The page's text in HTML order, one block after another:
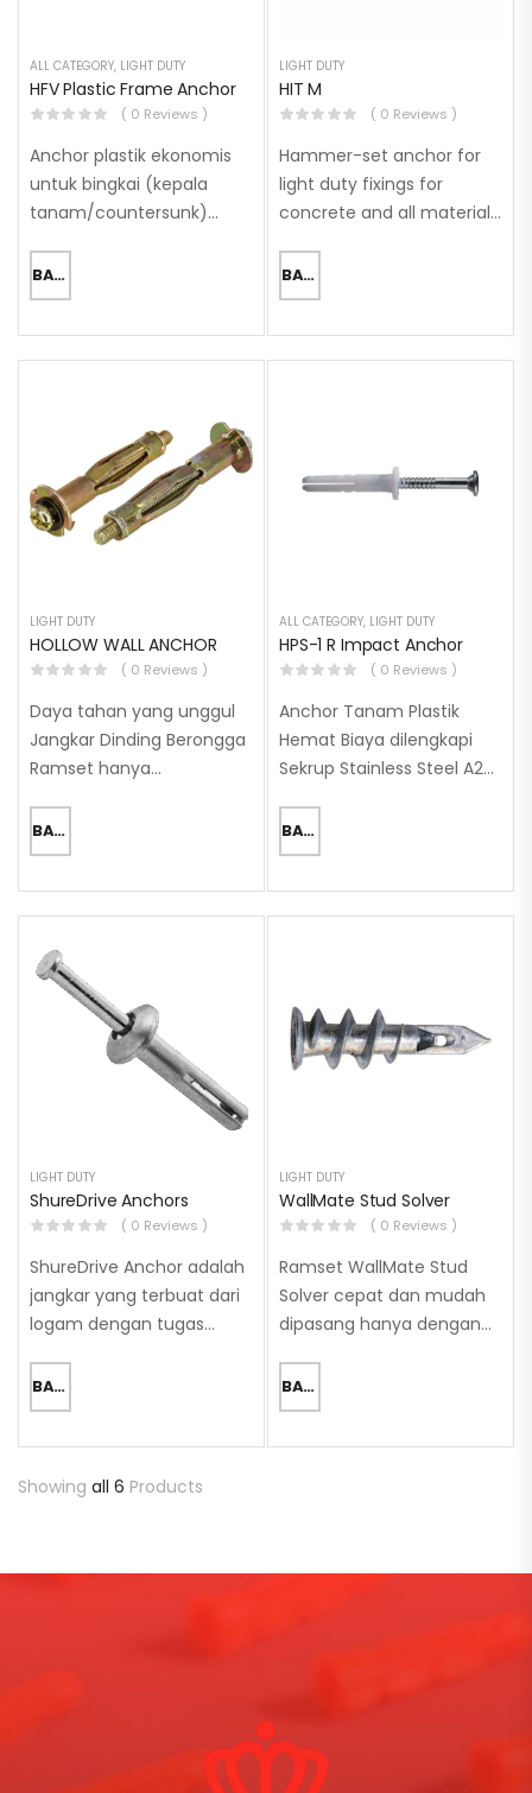
ALL CATEGORY, LIGHT DUTY
HFV Plastic Frame Anchor
( 0 Reviews )
Anchor plastik ekonomis
untuk bingkai (kepala
tanam/countersunk)
materials): Beton
(Berongga/Aerasi), Beton
Bata (Padat/Solid)
Tanam (Countersunk)
Persetujuan / Laporan Uji…
BACA SELENGKAPNYA
LIGHT DUTY
HIT M
( 0 Reviews )
Hammer-set anchor for
light duty fixings for
concrete and all materials
BACA SELENGKAPNYA
LIGHT DUTY
HOLLOW WALL ANCHOR
( 0 Reviews )
Daya tahan yang unggul
Jangkar Dinding Berongga
Ramset hanya
obeng dan dapat
digunakan oleh para DIYer
tahan yang unggul pada
digunakan untuk…
BACA SELENGKAPNYA
ALL CATEGORY, LIGHT DUTY
HPS-1 R Impact Anchor
( 0 Reviews )
Anchor Tanam Plastik
Hemat Biaya dilengkapi
Sekrup Stainless Steel A2
Luar Ruangan. Tipe Kepala:
Kepala Datar. Cocok untuk
Interior dengan
BACA SELENGKAPNYA
LIGHT DUTY
ShureDrive Anchors
( 0 Reviews )
ShureDrive Anchor adalah
jangkar yang terbuat dari
logam dengan tugas
benturan, dan tahan
interferensi, yang
terhadap gangguan pada
BACA SELENGKAPNYA
LIGHT DUTY
WallMate Stud Solver
( 0 Reviews )
Ramset WallMate Stud
Solver cepat dan mudah
dipasang hanya dengan
Kepala Phillips #2. Produk
ini memiliki hasil akhir yang
BACA SELENGKAPNYA
Showing all 6 Products